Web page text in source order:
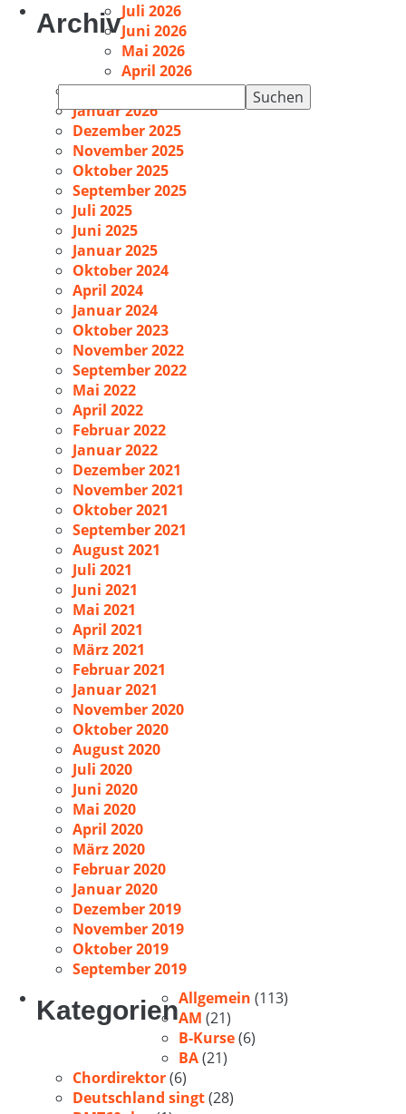
Suchen
nach:
ArchivJuli 2026
Juni 2026
Mai 2026
April 2026
Februar 2026
Januar 2026
Dezember 2025
November 2025
Oktober 2025
September 2025
Juli 2025
Juni 2025
Januar 2025
Oktober 2024
April 2024
Januar 2024
Oktober 2023
November 2022
September 2022
Mai 2022
April 2022
Februar 2022
Januar 2022
Dezember 2021
November 2021
Oktober 2021
September 2021
August 2021
Juli 2021
Juni 2021
Mai 2021
April 2021
März 2021
Februar 2021
Januar 2021
November 2020
Oktober 2020
August 2020
Juli 2020
Juni 2020
Mai 2020
April 2020
März 2020
Februar 2020
Januar 2020
Dezember 2019
November 2019
Oktober 2019
September 2019
KategorienAllgemein (113)
AM (21)
B-Kurse(6)
BA(21)
Chordirektor(6)
Deutschland singt(28)